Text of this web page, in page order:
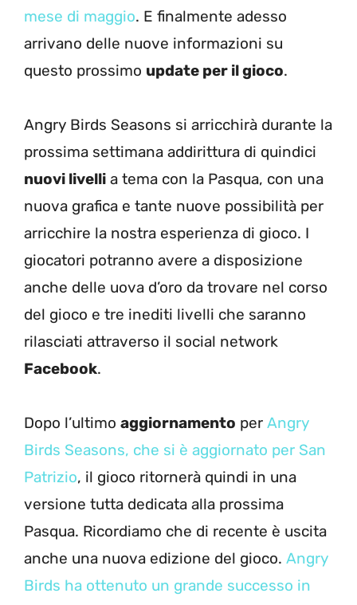
mese di maggio. E finalmente adesso
arrivano delle nuove informazioni su
questo prossimo update per il gioco.
Angry Birds Seasons si arricchirà durante la
prossima settimana addirittura di quindici
nuovi livelli a tema con la Pasqua, con una
nuova grafica e tante nuove possibilità per
arricchire la nostra esperienza di gioco. I
giocatori potranno avere a disposizione
anche delle uova d’oro da trovare nel corso
del gioco e tre inediti livelli che saranno
rilasciati attraverso il social network
Facebook.
Dopo l’ultimo aggiornamento per Angry
Birds Seasons, che si è aggiornato per San
Patrizio, il gioco ritornerà quindi in una
versione tutta dedicata alla prossima
Pasqua. Ricordiamo che di recente è uscita
anche una nuova edizione del gioco. Angry
Birds ha ottenuto un grande successo in